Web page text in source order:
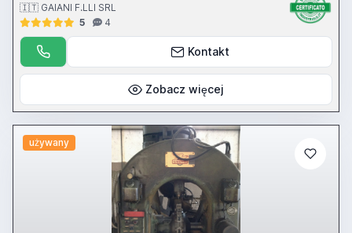
🇮🇹 GAIANI F.LLI SRL
5
4
Kontakt
Zobacz więcej
używany